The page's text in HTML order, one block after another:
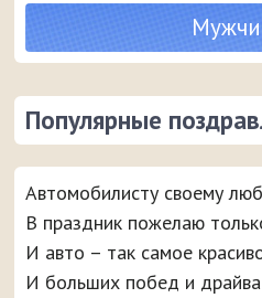
Популярные
Автомобилисту своему
В праздник пожелаю
И авто – так самое
И больших побед и